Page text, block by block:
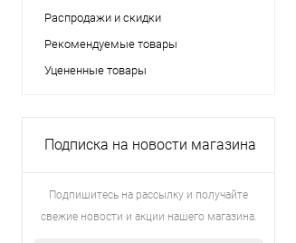
Распродажи и скидки
Рекомендуемые товары
Уцененные товары
Подписка на новости магазина
Подпишитесь на рассылку и получайте
свежие новости и акции нашего магазина.